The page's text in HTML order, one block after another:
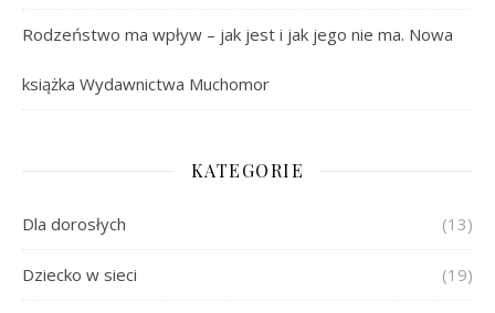
Rodzeństwo ma wpływ – jak jest i jak jego nie ma. Nowa
książka Wydawnictwa Muchomor
KATEGORIE
Dla dorosłych (13)
Dziecko w sieci (19)